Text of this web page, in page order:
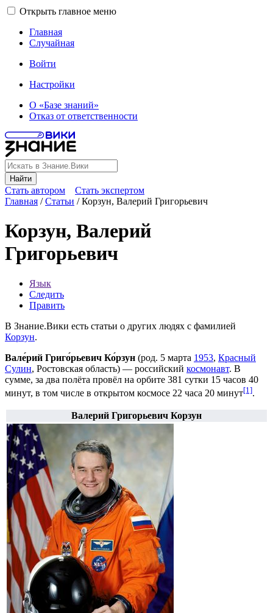
Открыть главное меню
Главная
Случайная
Войти
Настройки
О «Базе знаний»
Отказ от ответственности
Найти
Стать автором
Стать экспертом
Главная /Статьи /Корзун, Валерий Григорьевич
Корзун, Валерий
Григорьевич
Язык
Следить
Править
В Знание.Вики есть статьи о других людях с фамилией
Корзун.
Вале́рий Григо́рьевич Ко́рзун (род. 5 марта 1953, Красный
Сулин, Ростовская область) — российский космонавт. В
сумме, за два полёта провёл на орбите 381 сутки 15 часов 40
минут, в том числе в открытом космосе 22 часа 20 минут[1].
Валерий Григорьевич Корзун